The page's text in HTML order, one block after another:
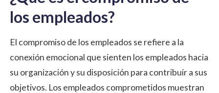
los empleados?
El compromiso de los empleados se refiere a la
conexión emocional que sienten los empleados hacia
su organización y su disposición para contribuir a sus
objetivos. Los empleados comprometidos muestran